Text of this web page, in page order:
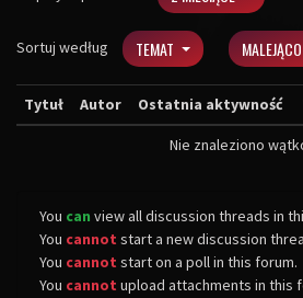
Sortuj według TEMAT MALEJĄCO
Tytuł Autor Ostatnia aktywność
Nie znaleziono
You can view all discussion threads in
You cannot start a new discussion
You cannot start on a poll in this forum.
You cannot upload attachments in this